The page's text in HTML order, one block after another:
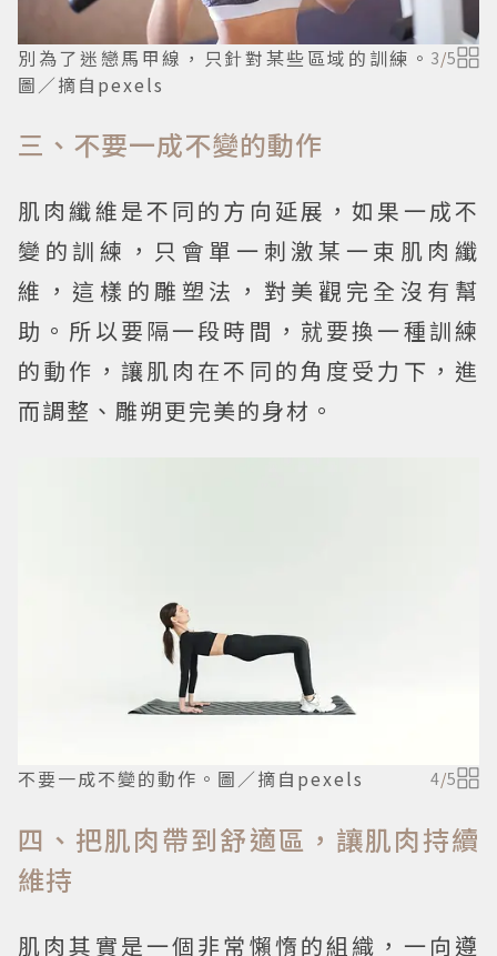
別為了迷戀馬甲線，只針對某些區域的訓練。
圖／摘自pexels
3/5
三、不要一成不變的動作
肌肉纖維是不同的方向延展，如果一成不
變的訓練，只會單一刺激某一束肌肉纖
維，這樣的雕塑法，對美觀完全沒有幫
助。所以要隔一段時間，就要換一種訓練
的動作，讓肌肉在不同的角度受力下，進
而調整、雕朔更完美的身材。
不要一成不變的動作。圖／摘自pexels 4/5
四、把肌肉帶到舒適區，讓肌肉持續
維持
肌肉其實是一個非常懶惰的組織，一向遵